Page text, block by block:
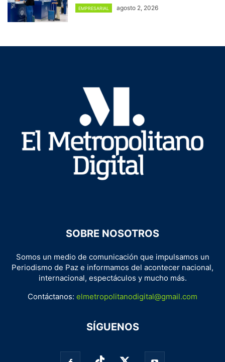
EMPRESARIAL agosto 2, 2026
SOBRE NOSOTROS
Somos un medio de comunicación que impulsamos un
Periodismo de Paz e informamos del acontecer nacional,
internacional, espectáculos y mucho más.
Contáctanos: elmetropolitanodigital@gmail.com
SÍGUENOS